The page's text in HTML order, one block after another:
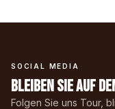
SOCIAL MEDIA
Bleiben Sie auf
Folgen Sie uns Tour,